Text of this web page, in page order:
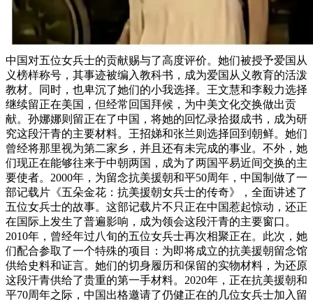
中国对五位女兵士的贡献赐与了高度评价。她们被授予爱国从
义榜样称号，其事迹被编入教科书，成为爱国从义教育的活泼
教材。同时，也卑沉了她们的小我选择。王文慧和李毅力选择
继续留正在美国，但经常回国拜候，为中美文化交换做出贡
献。孙娜娜则留正在了中国，将她的回忆录拾掇成书，成为研
究这段汗青的主要材料。王招娣和张兰则选择回到朝鲜。她们
曾经将那里视为第二家乡，并且还有未完成的事业。不外，她
们现正在能够往来于中朝两国，成为了两国平易近间交换的主
要使者。2000年，为留念抗美援朝和平50周年，中国制做了一
部记载片《五朵金花：抗美援朝女兵士的传奇》，全面讲述了
五位女兵士的故事。这部记载片不只正在中国惹起惊动，还正
在国际上发生了普遍影响，成为领会这段汗青的主要窗口。
2010年，曾经年过八旬的五位女兵士再次相聚正在。此次，她
们配合参取了一个特殊的项目：为即将成立的抗美援朝留念馆
供给史料和证言。她们的切身履历和保留的实物材料，为还原
这段汗青供给了贵重的第一手材料。2020年，正在抗美援朝和
平70周年之际，中国出格邀请了仍健正在的几位女兵士加入留